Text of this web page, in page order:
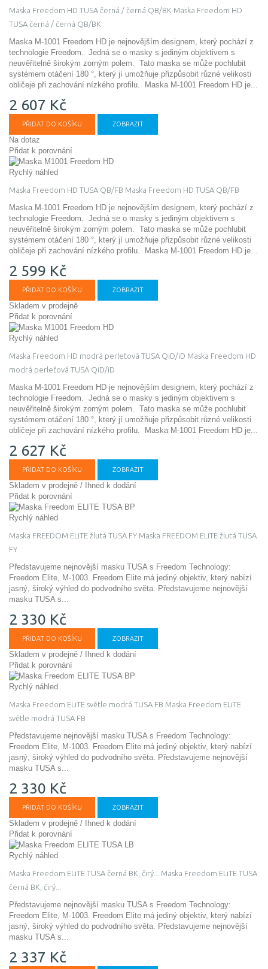
Maska Freedom HD TUSA černá / černá QB/BK Maska Freedom HD
TUSA černá / černá QB/BK
Maska M-1001 Freedom HD je nejnovějším designem, který pochází z
technologie Freedom. Jedná se o masky s jediným objektivem s
neuvěřitelně širokým zorným polem. Tato maska ​​se může pochlubit
systémem otáčení 180 °, který jí umožňuje přizpůsobit různé velikosti
obličeje při zachování nízkého profilu.
Maska M-1001 Freedom HD je...
2 607 Kč
PŘIDAT DO KOŠÍKU ZOBRAZIT
Na dotaz
Přidat k porovnání
Rychlý náhled
Maska Freedom HD TUSA QB/FB Maska Freedom HD TUSA QB/FB
Maska M-1001 Freedom HD je nejnovějším designem, který pochází z
technologie Freedom. Jedná se o masky s jediným objektivem s
neuvěřitelně širokým zorným polem. Tato maska ​​se může pochlubit
systémem otáčení 180 °, který jí umožňuje přizpůsobit různé velikosti
obličeje při zachování nízkého profilu.
Maska M-1001 Freedom HD je...
2 599 Kč
PŘIDAT DO KOŠÍKU ZOBRAZIT
Skladem v prodejně
Přidat k porovnání
Rychlý náhled
Maska Freedom HD modrá perleťová TUSA QiD/iD Maska Freedom HD
modrá perleťová TUSA QiD/iD
Maska M-1001 Freedom HD je nejnovějším designem, který pochází z
technologie Freedom. Jedná se o masky s jediným objektivem s
neuvěřitelně širokým zorným polem. Tato maska ​​se může pochlubit
systémem otáčení 180 °, který jí umožňuje přizpůsobit různé velikosti
obličeje při zachování nízkého profilu.
Maska M-1001 Freedom HD je...
2 627 Kč
PŘIDAT DO KOŠÍKU ZOBRAZIT
Skladem v prodejně / Ihned k dodání
Přidat k porovnání
Rychlý náhled
Maska FREEDOM ELiTE žlutá TUSA FY Maska FREEDOM ELiTE žlutá TUSA
FY
Představujeme nejnovější masku TUSA s Freedom Technology:
Freedom Elite, M-1003. Freedom Elite má jediný objektiv, který nabízí
jasný, široký výhled do podvodního světa. Představujeme nejnovější
masku TUSA s...
2 330 Kč
PŘIDAT DO KOŠÍKU ZOBRAZIT
Skladem v prodejně / Ihned k dodání
Přidat k porovnání
Rychlý náhled
Maska Freedom ELiTE světle modrá TUSA FB Maska Freedom ELiTE
světle modrá TUSA FB
Představujeme nejnovější masku TUSA s Freedom Technology:
Freedom Elite, M-1003. Freedom Elite má jediný objektiv, který nabízí
jasný, široký výhled do podvodního světa. Představujeme nejnovější
masku TUSA s...
2 330 Kč
PŘIDAT DO KOŠÍKU ZOBRAZIT
Skladem v prodejně / Ihned k dodání
Přidat k porovnání
Rychlý náhled
Maska Freedom ELiTE TUSA černá BK, čirý...
Maska Freedom ELiTE TUSA
černá BK, čirý...
Představujeme nejnovější masku TUSA s Freedom Technology:
Freedom Elite, M-1003. Freedom Elite má jediný objektiv, který nabízí
jasný, široký výhled do podvodního světa. Představujeme nejnovější
masku TUSA s...
2 337 Kč